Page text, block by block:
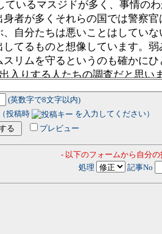
(英数字で8文字以内)
（投稿時
を入力してください）
プレビュー
- 以下のフォームから自分
処理
記事No